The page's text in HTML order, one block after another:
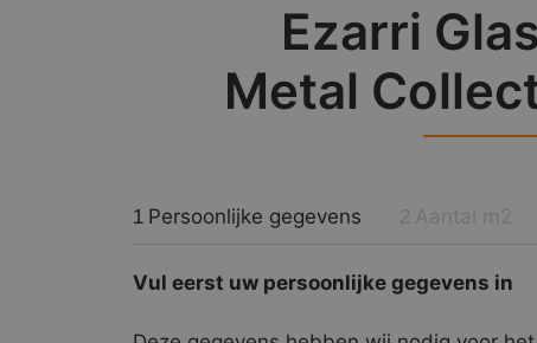
Ezarri
Metal
1 Persoonlijke gegevens
Vul eerst uw persoonlijke gegevens in